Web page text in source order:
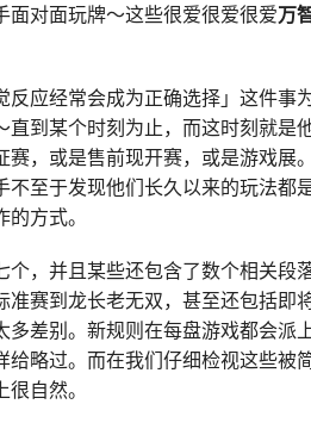
面对面玩牌～这些很爱很爱很爱万
反应经常会成为正确选择」这件
直到某个时刻为止，而这时刻就
赛，或是售前现开赛，或是游戏
不至于发现他们长久以来的玩法
的方式。
个，并且某些还包含了数个相关段
准赛到龙长老无双，甚至还包括即
多差别。新规则在每盘游戏都会
给略过。而在我们仔细检视这些
自然。